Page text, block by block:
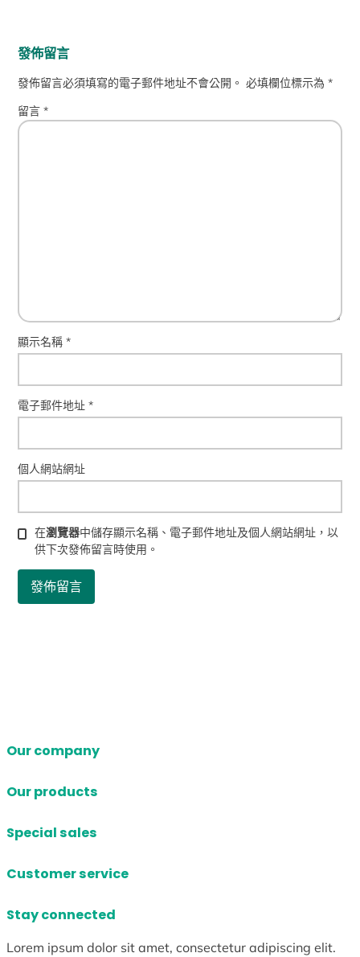
發佈留言
發佈留言必須填寫的電子郵件地址不會公開。 必填欄位標示為*
留言*
顯示名稱*
電子郵件地址*
個人網站網址
在瀏覽器中儲存顯示名稱、電子郵件地址及個人網站網址，以
供下次發佈留言時使用。
Our company
Our products
Special sales
Customer service
Stay connected
Lorem ipsum dolor sit amet, consectetur adipiscing elit.